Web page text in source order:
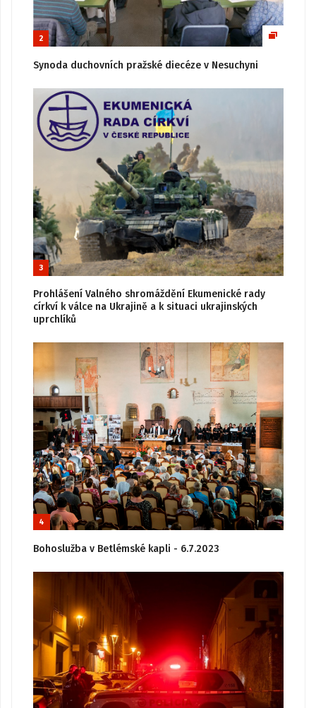
2
Synoda duchovních pražské diecéze v Nesuchyni
3
Prohlášení Valného shromáždění Ekumenické rady
církví k válce na Ukrajině a k situaci ukrajinských
uprchlíků
4
Bohoslužba v Betlémské kapli - 6.7.2023